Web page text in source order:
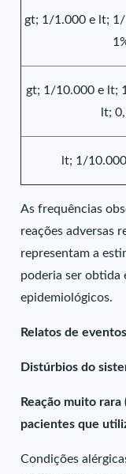
gt; 1/1.000 e lt;
gt; 1/10.000 e lt;
lt;
lt; 1/
As frequências
reações adversas
representam a
poderia ser obtida
epidemiológicos.
Relatos de
Distúrbios do
Reação muito
pacientes que
Condições